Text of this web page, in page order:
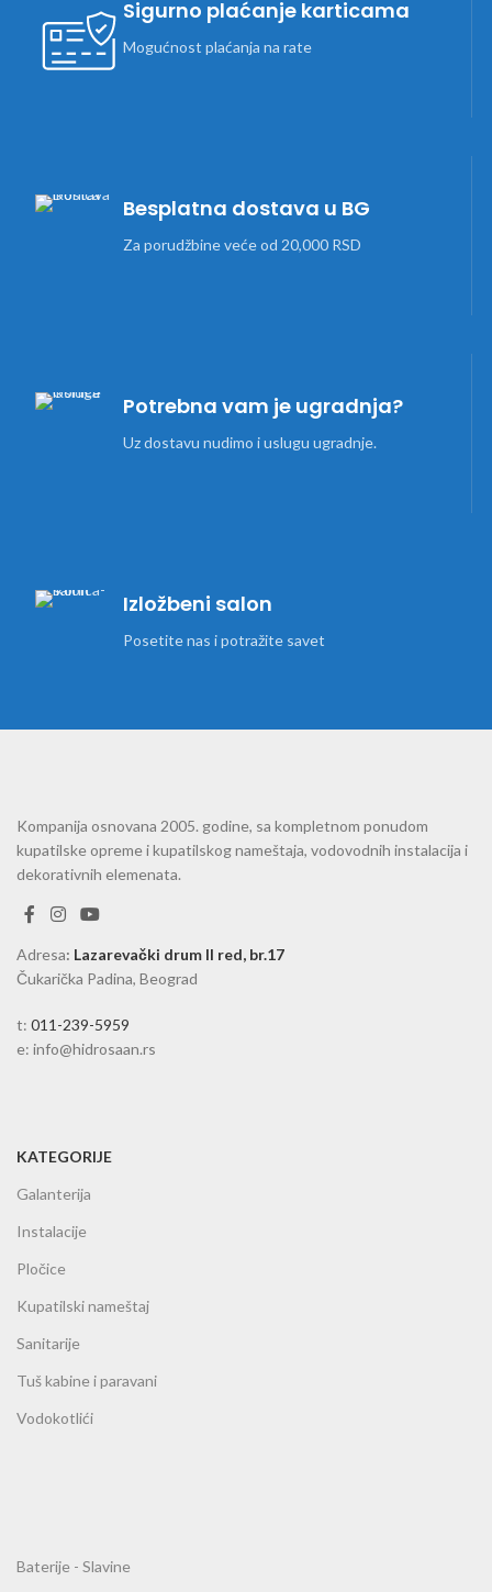
Sigurno plaćanje karticama
Mogućnost plaćanja na rate
Besplatna dostava u BG
Za porudžbine veće od 20,000 RSD
Potrebna vam je ugradnja?
Uz dostavu nudimo i uslugu ugradnje.
Izložbeni salon
Posetite nas i potražite savet
Kompanija osnovana 2005. godine, sa kompletnom ponudom
kupatilske opreme i kupatilskog nameštaja, vodovodnih instalacija i
dekorativnih elemenata.
Adresa: Lazarevački drum II red, br.17
Čukarička Padina, Beograd
t: 011-239-5959
e: info@hidrosaan.rs
KATEGORIJE
Galanterija
Instalacije
Pločice
Kupatilski nameštaj
Sanitarije
Tuš kabine i paravani
Vodokotlići
Baterije - Slavine